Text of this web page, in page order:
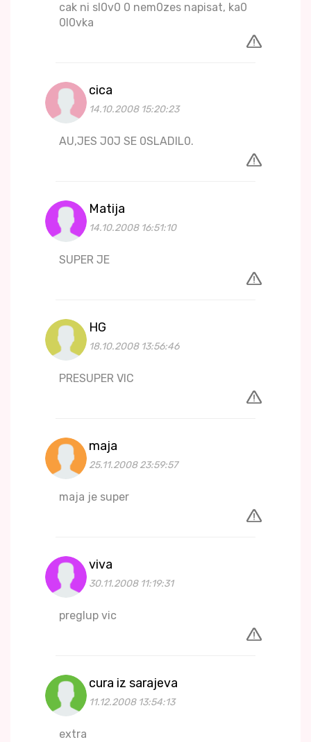
cak ni sl0v0 0 nem0zes napisat, ka0
0l0vka
cica
14.10.2008 15:20:23
AU,JES J0J SE 0SLADIL0.
Matija
14.10.2008 16:51:10
SUPER JE
HG
18.10.2008 13:56:46
PRESUPER VIC
maja
25.11.2008 23:59:57
maja je super
viva
30.11.2008 11:19:31
preglup vic
cura iz sarajeva
11.12.2008 13:54:13
extra